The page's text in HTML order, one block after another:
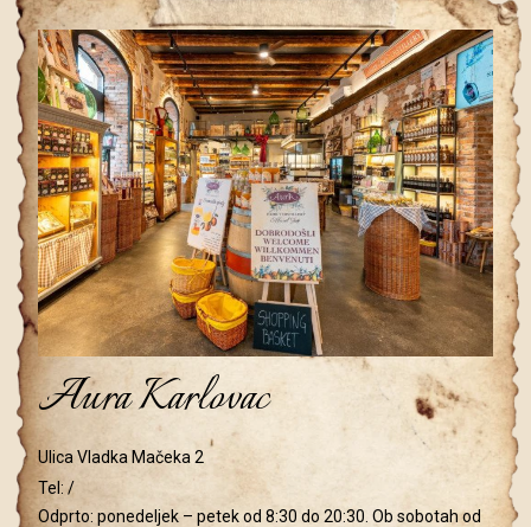
Aura Karlovac
Ulica Vladka Mačeka 2
Tel: /
Odprto: ponedeljek – petek od 8:30 do 20:30. Ob sobotah od